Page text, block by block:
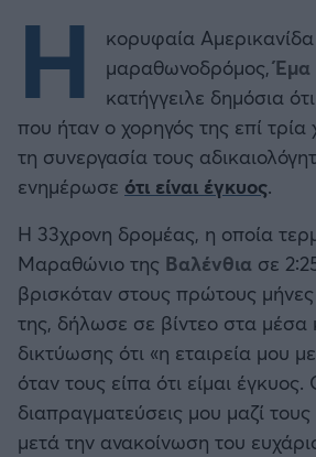
Η
κορυφαία Αμερικανίδα
μαραθωνοδρόμος,Έμα
κατήγγειλε δημόσια
που ήταν ο χορηγός της επί τρία
τη συνεργασία τους
ενημέρωσε ότι είναι έγκυος.
Η 33χρονη δρομέας, η οποία
Μαραθώνιο της Βαλένθια σε
βρισκόταν στους πρώτους
της, δήλωσε σε βίντεο στα μέσα
δικτύωσης ότι «η εταιρεία μου
όταν τους είπα ότι είμαι έγκυος.
διαπραγματεύσεις μου μαζί
μετά την ανακοίνωση του